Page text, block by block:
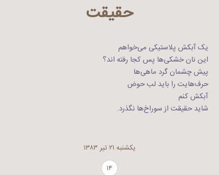
حقیقت
یک آبکش پلاستیکی می‌خواهم
این نان خشکی‌ها پس کجا رفته اند؟
پیش چشمان گرد ماهی‌ها
حرف‌هایت را باید لب حوض
آبکش کنم
شاید حقیقت از سوراخ‌ها نگذرد.
یکشنبه ۲۱ تیر ۱۳۸۳
۱۴